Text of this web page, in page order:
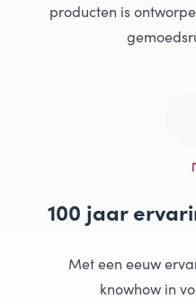
producten is
100 jaar
Met een eeuw
knowhow in